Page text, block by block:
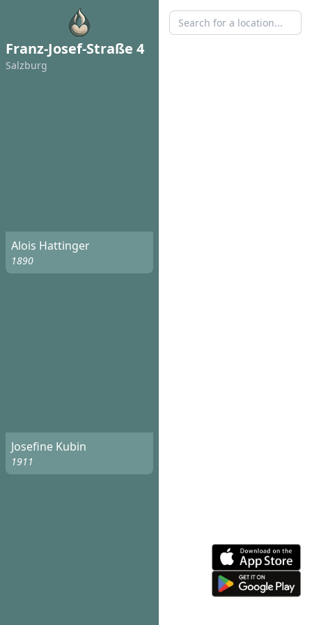
Franz-Josef-Straße 4
Salzburg
Alois Hattinger
1890
Josefine Kubin
1911